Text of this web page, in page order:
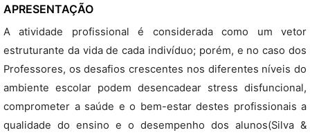
APRESENTAÇÃO
A atividade profissional é considerada como um vetor
estruturante da vida de cada indivíduo; porém, e no caso dos
Professores, os desafios crescentes nos diferentes níveis do
ambiente escolar podem desencadear stress disfuncional,
comprometer a saúde e o bem-estar destes profissionais a
qualidade do ensino e o desempenho dos alunos(Silva &